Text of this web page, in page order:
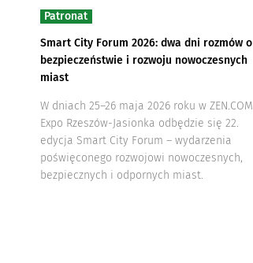
Patronat
Smart City Forum 2026: dwa dni rozmów o
bezpieczeństwie i rozwoju nowoczesnych
miast
W dniach 25–26 maja 2026 roku w ZEN.COM
Expo Rzeszów-Jasionka odbędzie się 22.
edycja Smart City Forum – wydarzenia
poświęconego rozwojowi nowoczesnych,
bezpiecznych i odpornych miast.